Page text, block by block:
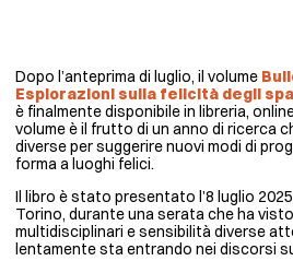
Dopo l’anteprima di luglio, il volume
Esplorazioni sulla felicità degli
è finalmente disponibile in libreria,
volume è il frutto di un anno di ricerca
diverse per suggerire nuovi modi di
forma a luoghi felici.
Il libro è stato presentato l’8 luglio
Torino, durante una serata che ha
multidisciplinari e sensibilità diverse
lentamente sta entrando nei discorsi